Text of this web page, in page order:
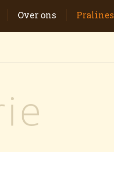
Over ons Pralines